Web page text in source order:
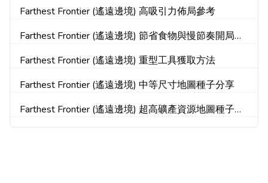
Farthest Frontier (遙遠邊境) 高吸引力佈局參考
Farthest Frontier (遙遠邊境) 節省食物與慢節奏開局技
Farthest Frontier (遙遠邊境) 重型工具獲取方法
Farthest Frontier (遙遠邊境) 中等尺寸地圖種子分享
Farthest Frontier (遙遠邊境) 超高礦產資源地圖種子推
薦